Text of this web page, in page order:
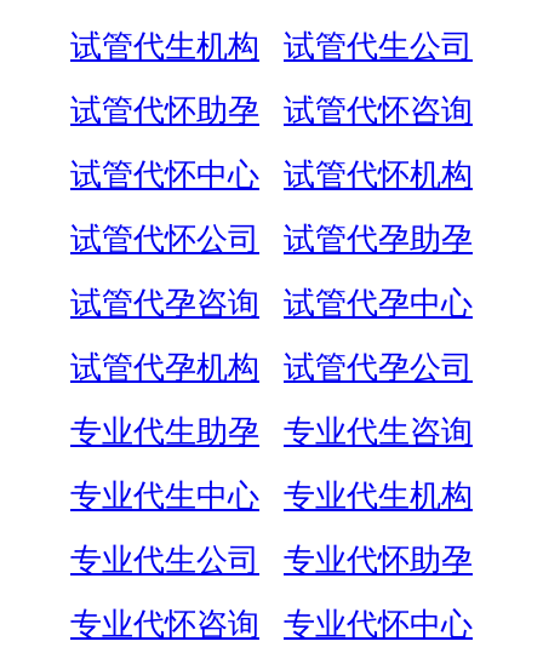
试管代生机构
试管代生公司
试管代怀助孕
试管代怀咨询
试管代怀中心
试管代怀机构
试管代怀公司
试管代孕助孕
试管代孕咨询
试管代孕中心
试管代孕机构
试管代孕公司
专业代生助孕
专业代生咨询
专业代生中心
专业代生机构
专业代生公司
专业代怀助孕
专业代怀咨询
专业代怀中心